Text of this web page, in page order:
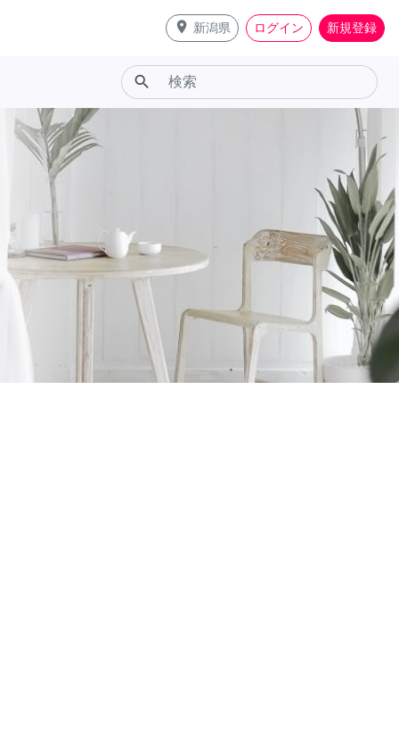
place 新潟県 ログイン 新規登録
search